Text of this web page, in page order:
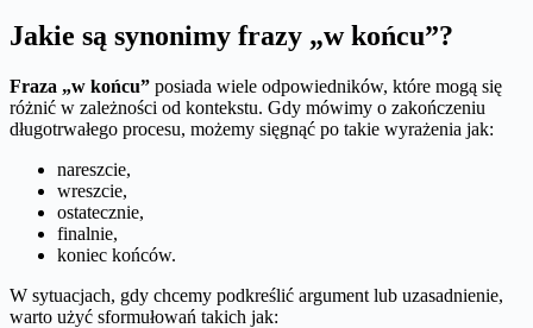
Jakie są synonimy frazy „w końcu”?
Fraza „w końcu” posiada wiele odpowiedników, które mogą się
różnić w zależności od kontekstu. Gdy mówimy o zakończeniu
długotrwałego procesu, możemy sięgnąć po takie wyrażenia jak:
nareszcie,
wreszcie,
ostatecznie,
finalnie,
koniec końców.
W sytuacjach, gdy chcemy podkreślić argument lub uzasadnienie,
warto użyć sformułowań takich jak: